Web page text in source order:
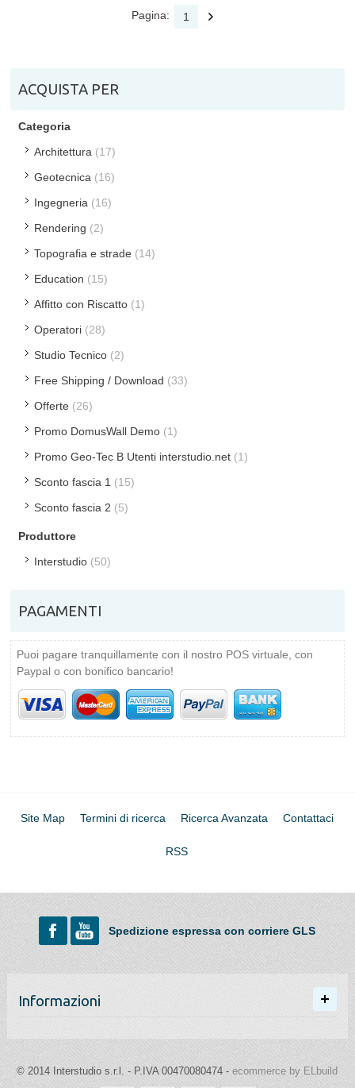
Pagina: 1
ACQUISTA PER
Categoria
Architettura (17)
Geotecnica (16)
Ingegneria (16)
Rendering (2)
Topografia e strade (14)
Education (15)
Affitto con Riscatto (1)
Operatori (28)
Studio Tecnico (2)
Free Shipping / Download (33)
Offerte (26)
Promo DomusWall Demo (1)
Promo Geo-Tec B Utenti interstudio.net (1)
Sconto fascia 1 (15)
Sconto fascia 2 (5)
Produttore
Interstudio (50)
PAGAMENTI
Puoi pagare tranquillamente con il nostro POS virtuale, con
Paypal o con bonifico bancario!
Site Map Termini di ricerca Ricerca Avanzata Contattaci
RSS
Spedizione espressa con corriere GLS
Informazioni
© 2014 Interstudio s.r.l. - P.IVA 00470080474 -ecommerce by ELbuild